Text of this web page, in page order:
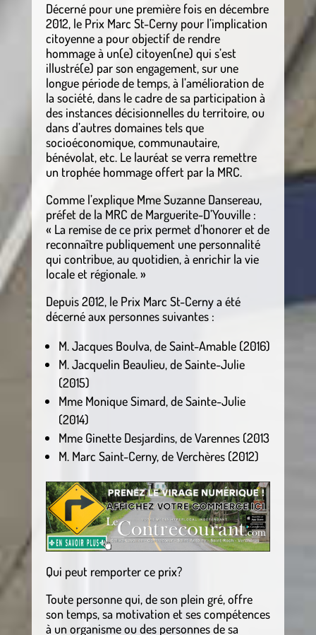
Décerné pour une première fois en décembre
2012, le Prix Marc St-Cerny pour l’implication
citoyenne a pour objectif de rendre
hommage à un(e) citoyen(ne) qui s’est
illustré(e) par son engagement, sur une
longue période de temps, à l’amélioration de
la société, dans le cadre de sa participation à
des instances décisionnelles du territoire, ou
dans d’autres domaines tels que
socioéconomique, communautaire,
bénévolat, etc. Le lauréat se verra remettre
un trophée hommage offert par la MRC.
Comme l’explique Mme Suzanne Dansereau,
préfet de la MRC de Marguerite-D’Youville :
« La remise de ce prix permet d’honorer et de
reconnaître publiquement une personnalité
qui contribue, au quotidien, à enrichir la vie
locale et régionale. »
Depuis 2012, le Prix Marc St-Cerny a été
décerné aux personnes suivantes :
M. Jacques Boulva, de Saint-Amable (2016)
M. Jacquelin Beaulieu, de Sainte-Julie
(2015)
Mme Monique Simard, de Sainte-Julie
(2014)
Mme Ginette Desjardins, de Varennes (2013
M. Marc Saint-Cerny, de Verchères (2012)
Qui peut remporter ce prix?
Toute personne qui, de son plein gré, offre
son temps, sa motivation et ses compétences
à un organisme ou des personnes de sa